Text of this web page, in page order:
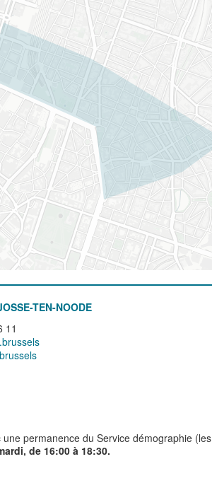
TEN-NOODE
11
une permanence du Service démographie (les
de 16:00 à 18:30.